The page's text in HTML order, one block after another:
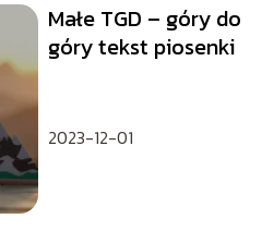
Małe TGD – góry do
góry tekst piosenki
2023-12-01